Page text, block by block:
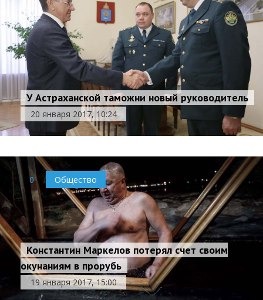
У Астраханской таможни новый руководитель
20 января 2017, 10:24
0 Общество
Константин Маркелов потерял счет своим
окунаниям в прорубь
19 января 2017, 15:00